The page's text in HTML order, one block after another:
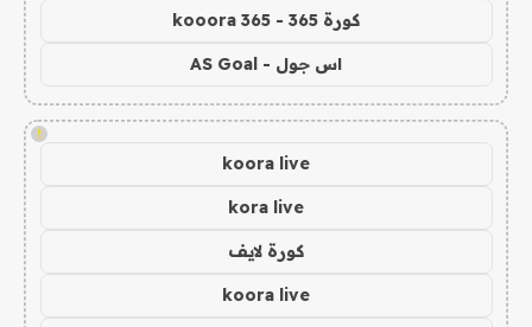
كورة 365 - kooora 365
اس جول - AS Goal
!
koora live
kora live
كورة لايف
koora live